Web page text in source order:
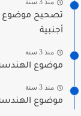
منذ 3 سنة
أجنبية
منذ 3 سنة
موضوع الهندسة الكهربائية
منذ 3 سنة
موضوع الهندسة المدنية